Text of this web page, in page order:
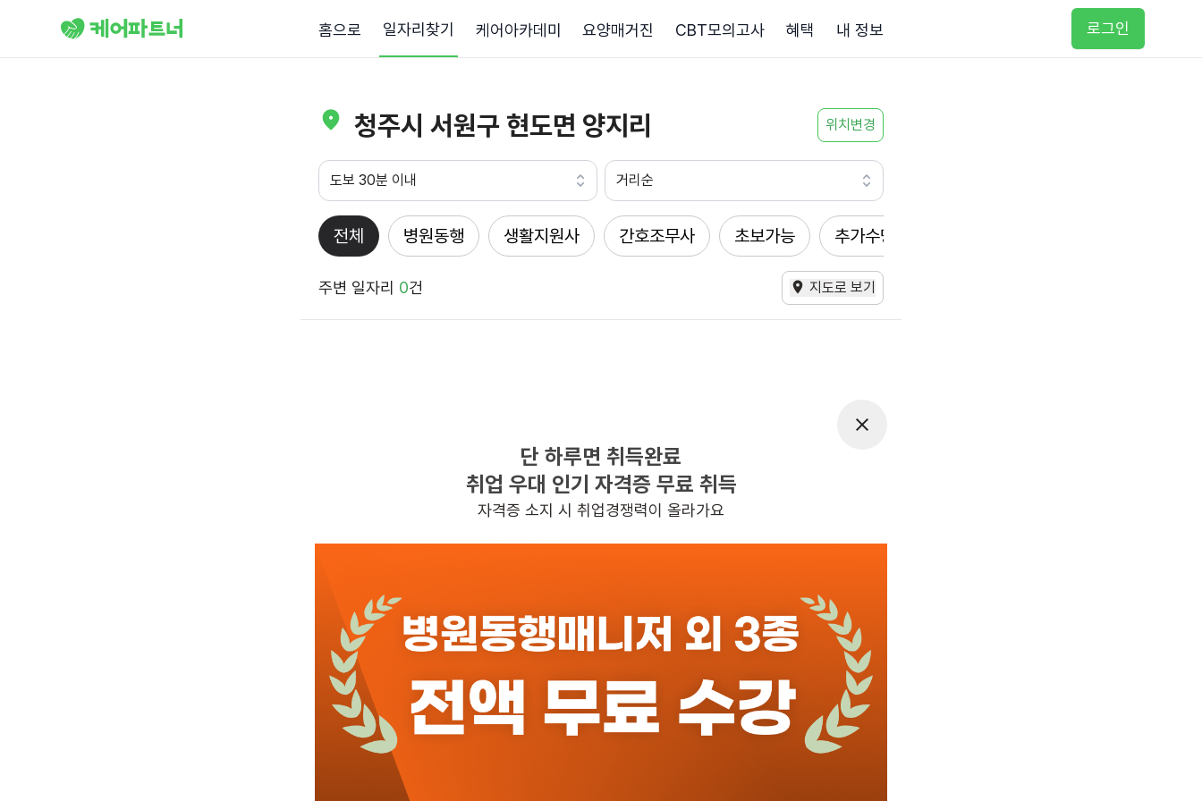
홈으로 일자리찾기 케어아카데미 요양매거진 CBT모의고사 혜택 내 정보 로그인
청주시 서원구 현도면 양지리 위치변경
도보 30분 이내 거리순
전체 병원동행 생활지원사 간호조무사 초보가능 추가수당
주변 일자리 0건 지도로 보기
찾으시는 조건의 일자리가 없습니다
더욱더 노력하는 케어파트너가 되겠습니다.
단 하루면 취득완료
취업 우대 인기 자격증 무료 취득
자격증 소지 시 취업경쟁력이 올라가요